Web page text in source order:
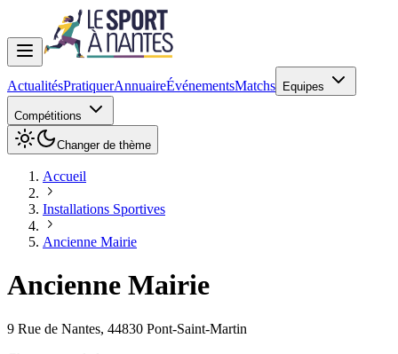
ActualitésPratiquerAnnuaireÉvénementsMatchs Equipes
Compétitions
Changer de thème
Accueil
Installations Sportives
Ancienne Mairie
Ancienne Mairie
9 Rue de Nantes, 44830 Pont-Saint-Martin